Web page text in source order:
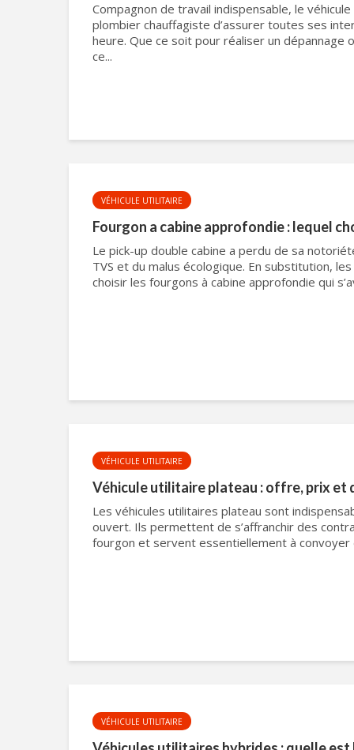
Compagnon de travail indispensable, le
plombier chauffagiste d’assurer toutes ses
heure. Que ce soit pour réaliser un dépannage
ce...
VÉHICULE UTILITAIRE
Fourgon a cabine approfondie : lequel
Le pick-up double cabine a perdu de sa
TVS et du malus écologique. En substitution,
choisir les fourgons à cabine approfondie qui
VÉHICULE UTILITAIRE
Véhicule utilitaire plateau : offre, prix et
Les véhicules utilitaires plateau sont
ouvert. Ils permettent de s’affranchir des
fourgon et servent essentiellement à convoyer
VÉHICULE UTILITAIRE